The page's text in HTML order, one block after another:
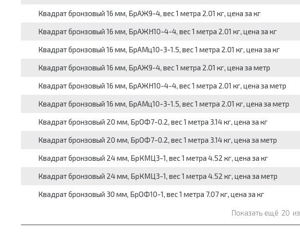
Квадрат бронзовый 16 мм, БрАЖ9-4, вес 1 метра 2.01 кг, цена за кг
Квадрат бронзовый 16 мм, БрАЖН10-4-4, вес 1 метра 2.01 кг, цена за кг
Квадрат бронзовый 16 мм, БрАМц10-3-1.5, вес 1 метра 2.01 кг, цена за кг
Квадрат бронзовый 16 мм, БрАЖ9-4, вес 1 метра 2.01 кг, цена за метр
Квадрат бронзовый 16 мм, БрАЖН10-4-4, вес 1 метра 2.01 кг, цена за метр
Квадрат бронзовый 16 мм, БрАМц10-3-1.5, вес 1 метра 2.01 кг, цена за метр
Квадрат бронзовый 20 мм, БрОФ7-0.2, вес 1 метра 3.14 кг, цена за кг
Квадрат бронзовый 20 мм, БрОФ7-0.2, вес 1 метра 3.14 кг, цена за метр
Квадрат бронзовый 24 мм, БрКМЦ3-1, вес 1 метра 4.52 кг, цена за кг
Квадрат бронзовый 24 мм, БрКМЦ3-1, вес 1 метра 4.52 кг, цена за метр
Квадрат бронзовый 30 мм, БрОФ10-1, вес 1 метра 7.07 кг, цена за кг
Показать ещё 20 из